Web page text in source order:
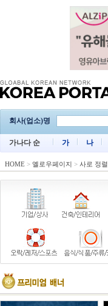
회사(업소)명
가나다 순 가 나
HOME > 옐로우페이지 > 사로 정렬